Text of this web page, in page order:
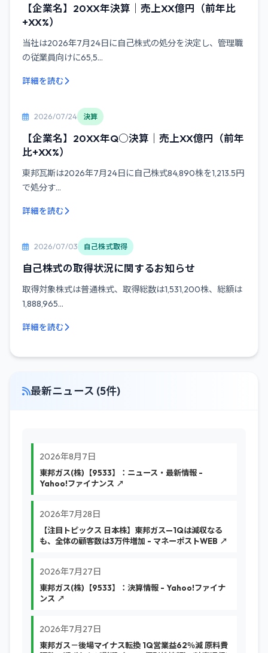
【企業名】20XX年決算｜売上XX億円（前年比
+XX%）
当社は2026年7月24日に自己株式の処分を決定し、管理職
の従業員向けに65,5...
詳細を読む
2026/07/24 決算
【企業名】20XX年Q○決算｜売上XX億円（前年
比+XX%）
東邦瓦斯は2026年7月24日に自己株式84,890株を1,213.5円
で処分す...
詳細を読む
2026/07/03 自己株式取得
自己株式の取得状況に関するお知らせ
取得対象株式は普通株式、取得総数は1,531,200株、総額は
1,888,965...
詳細を読む
最新ニュース (5件)
2026年8月7日
東邦ガス(株)【9533】：ニュース・最新情報 -
Yahoo!ファイナンス ↗
2026年7月28日
【注目トピックス 日本株】東邦ガス—1Qは減収なる
も、全体の顧客数は3万件増加 - マネーポストWEB ↗
2026年7月27日
東邦ガス(株)【9533】：決算情報 - Yahoo!ファイナ
ンス ↗
2026年7月27日
東邦ガス－後場マイナス転換 1Q営業益62％減 原料費